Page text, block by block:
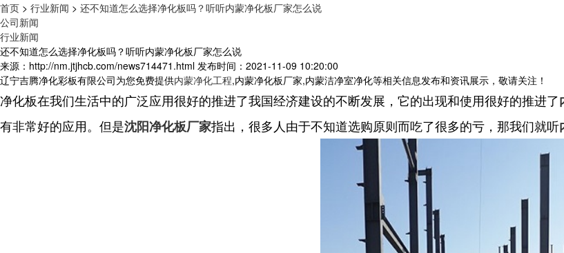
首页 > 行业新闻 > 还不知道怎么选择净化板吗？听听内蒙净化板厂家怎么说
公司新闻
行业新闻
还不知道怎么选择净化板吗？听听内蒙净化板厂家怎么说
来源：http://nm.jtjhcb.com/news714471.html 发布时间：2021-11-09 10:20:00
辽宁吉腾净化彩板有限公司为您免费提供内蒙净化工程,内蒙净化板厂家,内蒙洁净室净化等相关信息发布和资讯展示，敬请关注！
净化板在我们生活中的广泛应用很好的推进了我国经济建设的不断发展，它的出现和使用很好的推进了
有非常好的应用。但是沈阳净化板厂家指出，很多人由于不知道选购原则而吃了很多的亏，那我们就听